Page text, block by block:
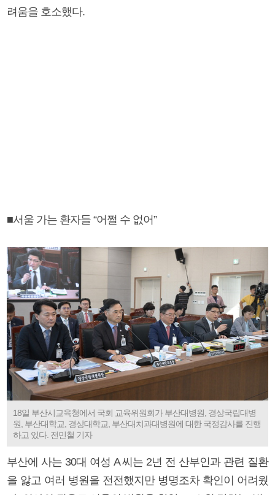
려움을 호소했다.
■서울 가는 환자들 “어쩔 수 없어”
18일 부산시교육청에서 국회 교육위원회가 부산대병원, 경상국립대병
원, 부산대학교, 경상대학교, 부산대치과대병원에 대한 국정감사를 진행
하고 있다. 전민철 기자
부산에 사는 30대 여성 A 씨는 2년 전 산부인과 관련 질환
을 앓고 여러 병원을 전전했지만 병명조차 확인이 어려웠